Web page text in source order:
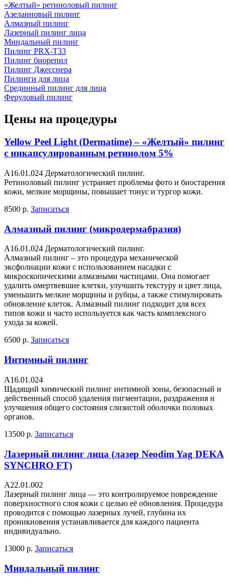
«Желтый» ретиноловый пилинг
Азелаиновый пилинг
Алмазный пилинг
Лазерный пилинг лица
Миндальный пилинг
Пилинг PRX-T33
Пилинг биорепил
Пилинг Джесснера
Пилинги для лица
Срединный пилинг для лица
Феруловый пилинг
Цены на процедуры
Yellow Peel Light (Dermatime) – «Желтый» пилинг
с инкапсулированным ретинолом 5%
A16.01.024 Дерматологический пилинг.
Ретиноловый пилинг устраняет проблемы фото и биостарения
кожи, мелкие морщины, повышает тонус и тургор кожи.
8500 р. Записаться
Алмазный пилинг (микродермабразия)
A16.01.024 Дерматологический пилинг.
Алмазный пилинг – это процедура механической
эксфолиации кожи с использованием насадки с
микроскопическими алмазными частицами. Она помогает
удалить омертвевшие клетки, улучшить текстуру и цвет лица,
уменьшить мелкие морщины и рубцы, а также стимулировать
обновление клеток. Алмазный пилинг подходит для всех
типов кожи и часто используется как часть комплексного
ухода за кожей.
6500 р. Записаться
Интимный пилинг
А16.01.024
Щадящий химический пилинг интимной зоны, безопасный и
действенный способ удаления пигментации, раздражения и
улучшения общего состояния слизистой оболочки половых
органов.
13500 р. Записаться
Лазерный пилинг лица (лазер Neodim Yag DEKA
SYNCHRO FT)
A22.01.002
Лазерный пилинг лица — это контролируемое повреждение
поверхностного слоя кожи с целью её обновления. Процедура
проводится с помощью лазерных лучей, глубина их
проникновения устанавливается для каждого пациента
индивидуально.
13000 р. Записаться
Миндальный пилинг